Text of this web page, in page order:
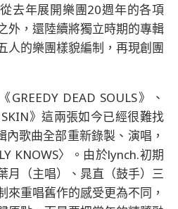
去年展開樂團20週年的各項
外，還陸續將獨立時期的專輯
人的樂團樣貌編制，再現創團
DEAD SOULS》、
SKIN》這兩張如今已經很難找
歌曲全部重新錄製、演唱，
KNOWS〉。由於lynch.初期
月（主唱）、晁直（鼓手）三
來重唱舊作的感受更為不同，